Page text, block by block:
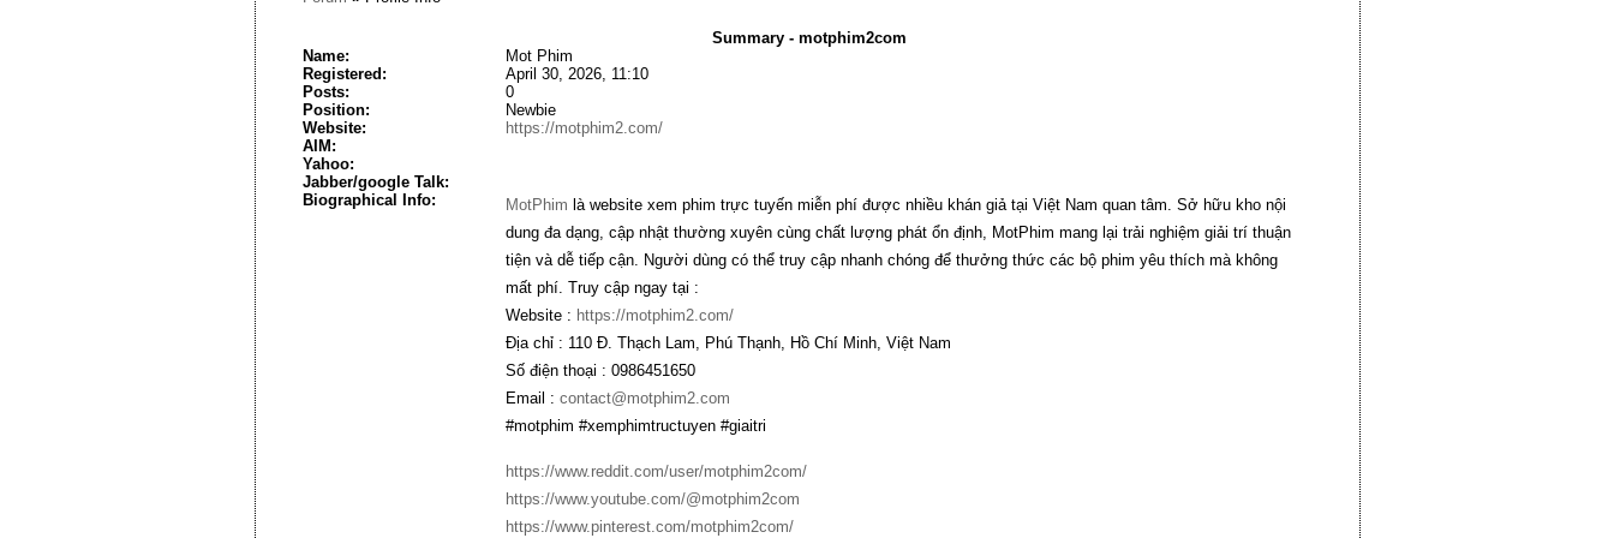
Summary - motphim2com
Name:
Mot Phim
Registered:
April 30, 2026, 11:10
Posts:
0
Position:
Newbie
Website:
https://motphim2.com/
AIM:
Yahoo:
Jabber/google Talk:
Biographical Info:
MotPhim là website xem phim trực tuyến miễn phí được nhiều khán giả tại Việt Nam quan tâm. Sở hữu kho nội
dung đa dạng, cập nhật thường xuyên cùng chất lượng phát ổn định, MotPhim mang lại trải nghiệm giải trí thuận
tiện và dễ tiếp cận. Người dùng có thể truy cập nhanh chóng để thưởng thức các bộ phim yêu thích mà không
mất phí. Truy cập ngay tại :
Website : https://motphim2.com/
Địa chỉ : 110 Đ. Thạch Lam, Phú Thạnh, Hồ Chí Minh, Việt Nam
Số điện thoại : 0986451650
Email : contact@motphim2.com
#motphim #xemphimtructuyen #giaitri
https://www.reddit.com/user/motphim2com/
https://www.youtube.com/@motphim2com
https://www.pinterest.com/motphim2com/